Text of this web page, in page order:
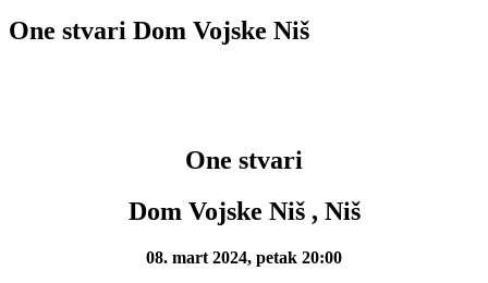
One stvari Dom Vojske Niš
One stvari
Dom Vojske Niš , Niš
08. mart 2024, petak 20:00